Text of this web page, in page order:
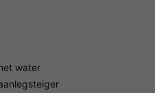
water